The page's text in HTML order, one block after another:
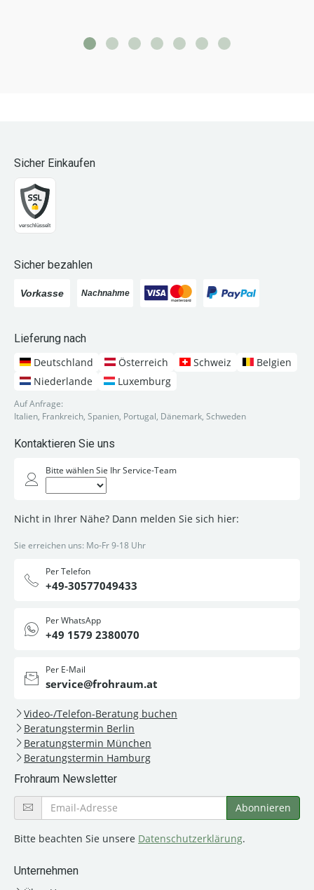
Sicher Einkaufen
Sicher bezahlen
Lieferung nach
Deutschland
Österreich Schweiz
Belgien
Niederlande
Luxemburg
Auf Anfrage:
Italien, Frankreich, Spanien, Portugal, Dänemark, Schweden
Kontaktieren Sie uns
Bitte wählen Sie Ihr Service-Team
Nicht in Ihrer Nähe? Dann melden Sie sich hier:
Sie erreichen uns: Mo-Fr 9-18 Uhr
Per Telefon
+49-30577049433
Per WhatsApp
+49 1579 2380070
Per E-Mail
service@frohraum.at
Video-/Telefon-Beratung buchen
Beratungstermin Berlin
Beratungstermin München
Beratungstermin Hamburg
Frohraum Newsletter
Bitte beachten Sie unsere Datenschutzerklärung.
Unternehmen